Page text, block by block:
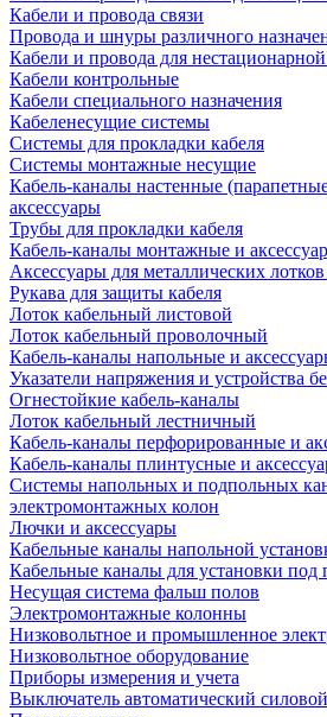
Кабели и провода связи
Провода и шнуры различного
Кабели и провода для
Кабели контрольные
Кабели специального назначения
Кабеленесущие системы
Системы для прокладки кабеля
Системы монтажные несущие
Кабель-каналы настенные
аксессуары
Трубы для прокладки кабеля
Кабель-каналы монтажные и
Аксессуары для металлических
Рукава для защиты кабеля
Лоток кабельный листовой
Лоток кабельный проволочный
Кабель-каналы напольные и
Указатели напряжения и устройства
Огнестойкие кабель-каналы
Лоток кабельный лестничный
Кабель-каналы перфорированные и
Кабель-каналы плинтусные и
Системы напольных и подпольных
электромонтажных колон
Лючки и аксессуары
Кабельные каналы напольной
Кабельные каналы для установки под
Несущая система фальш полов
Электромонтажные колонны
Низковольтное и промышленное
Низковольтное оборудование
Приборы измерения и учета
Выключатель автоматический силовой